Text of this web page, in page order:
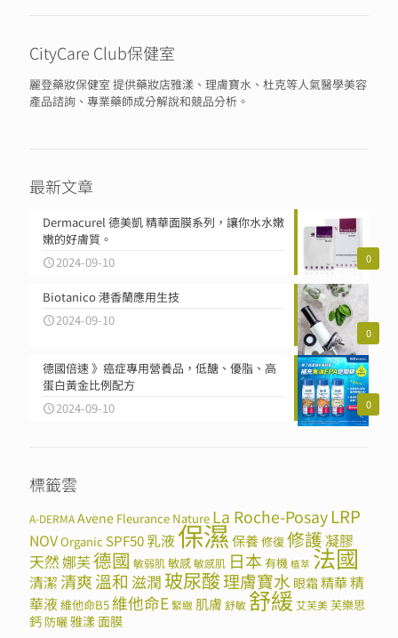
CityCare Club保健室
麗登藥妝保健室 提供藥妝店雅漾、理膚寶水、杜克等人氣醫學美容
產品諮詢、專業藥師成分解說和競品分析。
最新文章
0
Dermacurel 德美凱 精華面膜系列，讓你水水嫩
嫩的好膚質。
2024-09-10
0
Biotanico 港香蘭應用生技
2024-09-10
0
德國倍速 》癌症專用營養品，低醣、優脂、高
蛋白黃金比例配方
2024-09-10
標籤雲
A-DERMAAvene Fleurance Nature La Roche-PosayLRP
NOVOrganic SPF50乳液保濕保養修復修護凝膠
天然娜芙德國 敏弱肌敏感敏感肌 日本 有機 植萃 法國
清潔清爽溫和 滋潤 玻尿酸理膚寶水 眼霜精華精
華液維他命B5 維他命E 緊緻 肌膚 舒敏 舒緩 艾芙美芙樂思
鈣 防曬雅漾面膜